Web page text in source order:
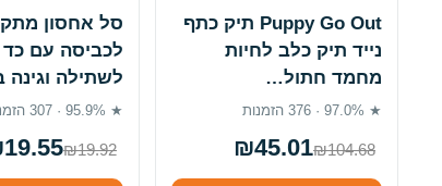
Puppy Go Out תיק כתף
נייד תיק כלב לחיות
מחמד חתול…
★ 97.0% · 376 הזמנות
₪45.01₪104.68
סל אחסון
לכביסה עם
לשתילה
★ 95.9% · 307 הזמנות
₪19.92